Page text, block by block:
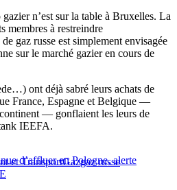
n’est sur la table à Bruxelles. La
membres à restreindre
gaz russe est simplement envisagée
sur le marché gazier en cours de
ont déjà sabré leurs achats de
France, Espagne et Belgique —
— gonflaient les leurs de
IEEFA.
d’affluer en Pologne, alerte
et TransportGazgaz russe